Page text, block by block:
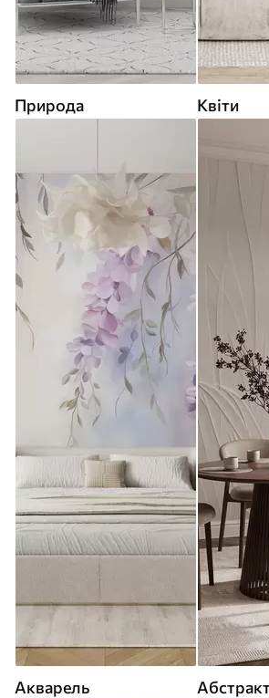
Природа Квіти
Акварель